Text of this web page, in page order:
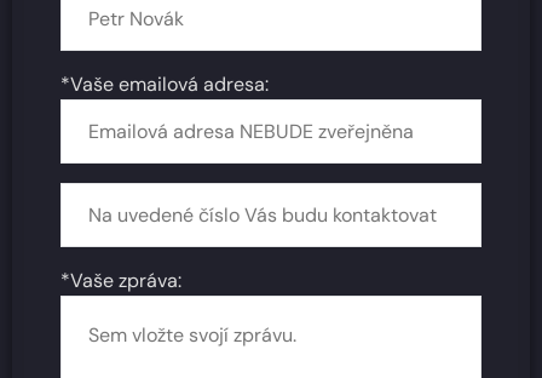
*Vaše emailová adresa:
*Vaše zpráva: